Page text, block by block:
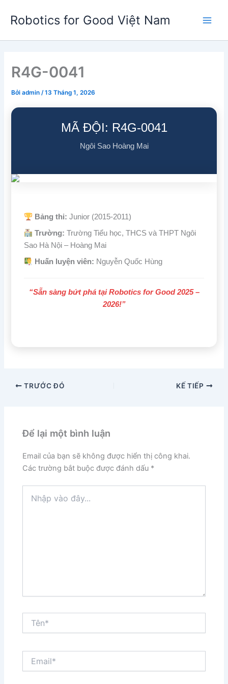
dung
Robotics for Good Việt Nam
R4G-0041
Bởiadmin /13 Tháng 1, 2026
MÃ ĐỘI: R4G-0041
Ngôi Sao Hoàng Mai
Bảng thi: Junior (2015-2011)
Trường: Trường Tiểu học, THCS và THPT Ngôi
Sao Hà Nội – Hoàng Mai
Huấn luyện viên: Nguyễn Quốc Hùng
“Sẵn sàng bứt phá tại Robotics for Good 2025 –
2026!”
TRƯỚC ĐÓ KẾ TIẾP
Để lại một bình luận
Email của bạn sẽ không được hiển thị công khai.
Các trường bắt buộc được đánh dấu *
vào